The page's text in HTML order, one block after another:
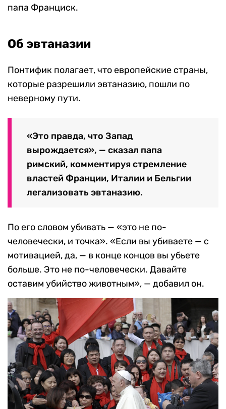
папа Франциск.
Об эвтаназии
Понтифик полагает, что европейские страны,
которые разрешили эвтаназию, пошли по
неверному пути.
«Это правда, что Запад
вырождается», — сказал папа
римский, комментируя стремление
властей Франции, Италии и Бельгии
легализовать эвтаназию.
По его словом убивать — «это не по-
человечески, и точка». «Если вы убиваете — с
мотивацией, да, — в конце концов вы убьете
больше. Это не по-человечески. Давайте
оставим убийство животным», — добавил он.